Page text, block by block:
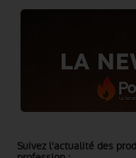
Suivez l'actualité des